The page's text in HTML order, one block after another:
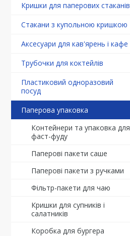
Кришки для паперових стаканів
Стакани з купольною кришкою
Аксесуари для кав'ярень і кафе
Трубочки для коктейлів
Пластиковий одноразовий
посуд
Паперова упаковка
Контейнери та упаковка для
фаст-фуду
Паперові пакети саше
Паперові пакети з ручками
Фільтр-пакети для чаю
Кришки для супників і
салатників
Коробка для бургера